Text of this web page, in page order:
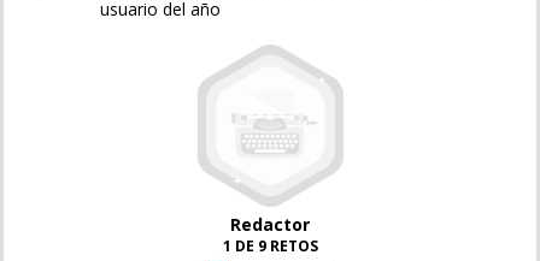
usuario del año
Redactor
1 DE 9 RETOS